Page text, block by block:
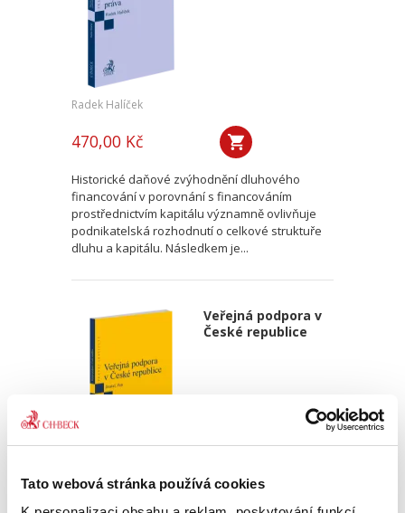
Tato webová stránka používá cookies
Radek Halíček
470,00 Kč
Historické daňové zvýhodnění dluhového
financování v porovnání s financováním
prostřednictvím kapitálu významně ovlivňuje
podnikatelská rozhodnutí o celkové struktuře
dluhu a kapitálu. Následkem je...
Veřejná podpora v
České republice
Ondřej Dostal,Michal Petr